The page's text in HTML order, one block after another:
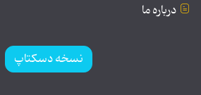
درباره ما
نسخه دسکتاپ